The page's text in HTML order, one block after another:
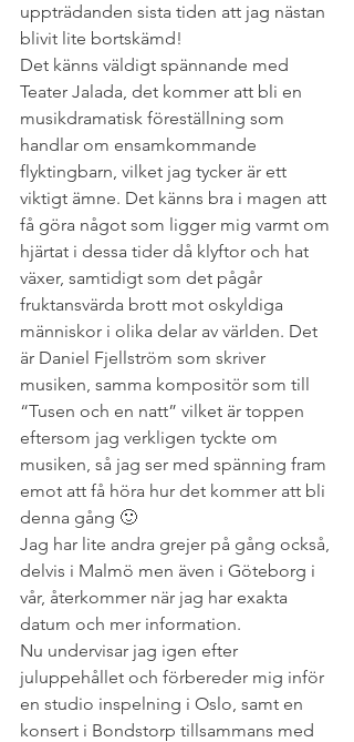
uppträdanden sista tiden att jag nästan
blivit lite bortskämd!
Det känns väldigt spännande med
Teater Jalada, det kommer att bli en
musikdramatisk föreställning som
handlar om ensamkommande
flyktingbarn, vilket jag tycker är ett
viktigt ämne. Det känns bra i magen att
få göra något som ligger mig varmt om
hjärtat i dessa tider då klyftor och hat
växer, samtidigt som det pågår
fruktansvärda brott mot oskyldiga
människor i olika delar av världen. Det
är Daniel Fjellström som skriver
musiken, samma kompositör som till
“Tusen och en natt” vilket är toppen
eftersom jag verkligen tyckte om
musiken, så jag ser med spänning fram
emot att få höra hur det kommer att bli
denna gång 🙂
Jag har lite andra grejer på gång också,
delvis i Malmö men även i Göteborg i
vår, återkommer när jag har exakta
datum och mer information.
Nu undervisar jag igen efter
juluppehållet och förbereder mig inför
en studio inspelning i Oslo, samt en
konsert i Bondstorp tillsammans med